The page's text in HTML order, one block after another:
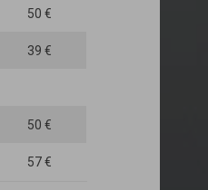
50 €
39 €
50 €
57 €